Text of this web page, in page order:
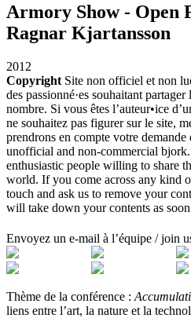
Armory Show - Open
Ragnar Kjartansson
2012
Copyright Site non officiel et non
des passionné·es souhaitant
nombre. Si vous êtes l’auteur•ice
ne souhaitez pas figurer sur le site,
prendrons en compte votre
unofficial and non-commercial
enthusiastic people willing to share
world. If you come across any kind
touch and ask us to remove your
will take down your contents as
Envoyez un e-mail à l’équipe / join
Thème de la conférence :
liens entre l’art, la nature et la